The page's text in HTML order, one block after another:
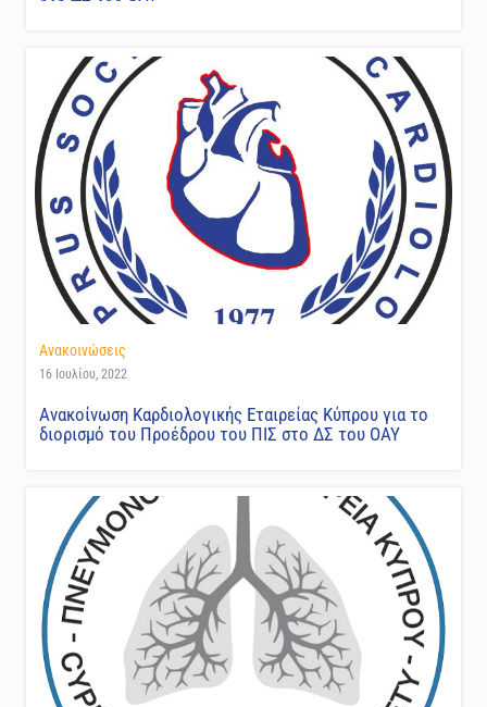
Ανακοινώσεις
16 Ιουλίου, 2022
Ανακοίνωση Καρδιολογικής Εταιρείας Κύπρου για το
διορισμό του Προέδρου του ΠΙΣ στο ΔΣ του ΟΑΥ